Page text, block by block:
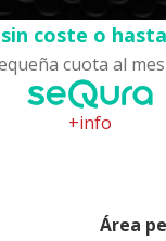
coste o
cuota al
+info
Área